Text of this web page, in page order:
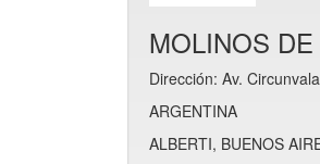
MOLINOS
Dirección: Av.
ARGENTINA
ALBERTI, BUENOS